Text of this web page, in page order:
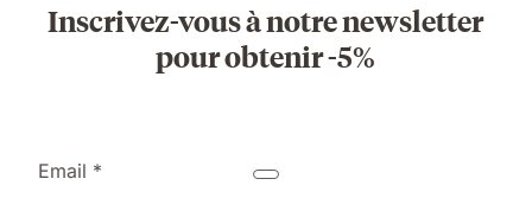
Inscrivez-vous à notre newsletter
pour obtenir -5%
Email *